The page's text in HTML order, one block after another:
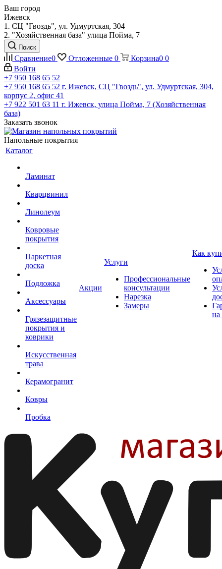
Ваш город
Ижевск
1. СЦ "Гвоздь", ул. Удмуртская, 304
2. "Хозяйственная база" улица Пойма, 7
Поиск
Сравнение0 Отложенные 0 Корзина0 0
Войти
+7 950 168 65 52
+7 950 168 65 52 г. Ижевск, СЦ "Гвоздь", ул. Удмуртская, 304,
корпус 2, офис 41
+7 922 501 63 11 г. Ижевск, улица Пойма, 7 (Хозяйственная
база)
Заказать звонок
Напольные покрытия
Каталог
Ламинат
Кварцвинил
Линолеум
Ковровые
покрытия
Паркетная
доска
Подложка
Аксессуары
Грязезащитные
покрытия и
коврики
Искусственная
трава
Керамогранит
Ковры
Пробка
Акции
Услуги
Профессиональные
консультации
Нарезка
Замеры
Как
на